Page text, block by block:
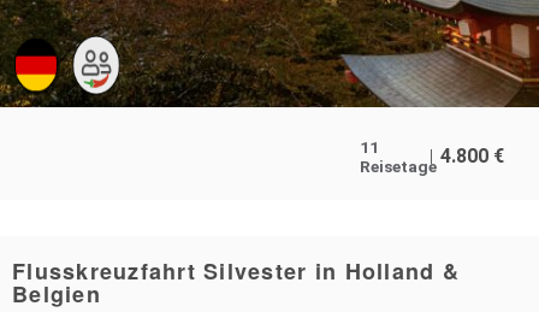
11
Reisetage 4.800 €
Flusskreuzfahrt Silvester in Holland &
Belgien